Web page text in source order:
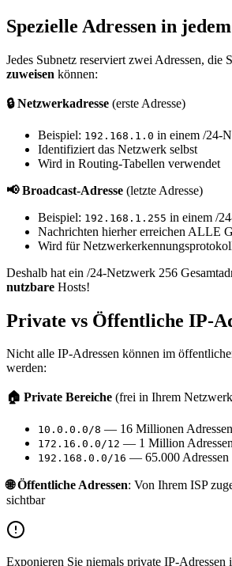
Spezielle Adressen in
Jedes Subnetz reserviert zwei Adressen, die
zuweisen können:
🔒 Netzwerkadresse (erste Adresse)
Beispiel: 192.168.1.0 in einem /24-
Identifiziert das Netzwerk selbst
Wird in Routing-Tabellen verwendet
📢 Broadcast-Adresse (letzte Adresse)
Beispiel: 192.168.1.255 in einem /
Nachrichten hierher erreichen ALLE
Wird für
Deshalb hat ein /24-Netzwerk 256
nutzbare Hosts!
Private vs Öffentliche IP-
Nicht alle IP-Adressen können im
werden:
🏠 Private Bereiche (frei in Ihrem
10.0.0.0/8 — 16 Millionen Adressen
172.16.0.0/12 — 1 Million
192.168.0.0/16 — 65.000 Adressen
🌐 Öffentliche Adressen: Von Ihrem ISP
sichtbar
Exponieren Sie niemals private IP-Adressen